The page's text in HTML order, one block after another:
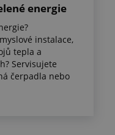
energie
instalace,
tepla a
Servisujete
čerpadla nebo